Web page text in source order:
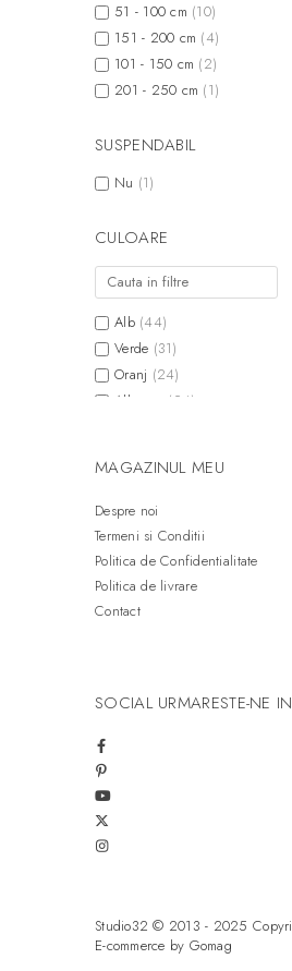
51 - 100 cm (10)
151 - 200 cm (4)
101 - 150 cm (2)
201 - 250 cm (1)
SUSPENDABIL
Nu (1)
CULOARE
Alb (44)
Verde (31)
Oranj (24)
Albastru
(24)
Mov (19)
Negru
Antracit (13)
Taupe (11)
Maro (11)
Roz (7)
Alb texturat (1)
MAGAZINUL MEU
Despre noi
Termeni si Conditii
Politica de Confidentialitate
Politica de livrare
Contact
SOCIAL URMARESTE-NE
Studio32 © 2013 - 2025
E-commerce by Gomag